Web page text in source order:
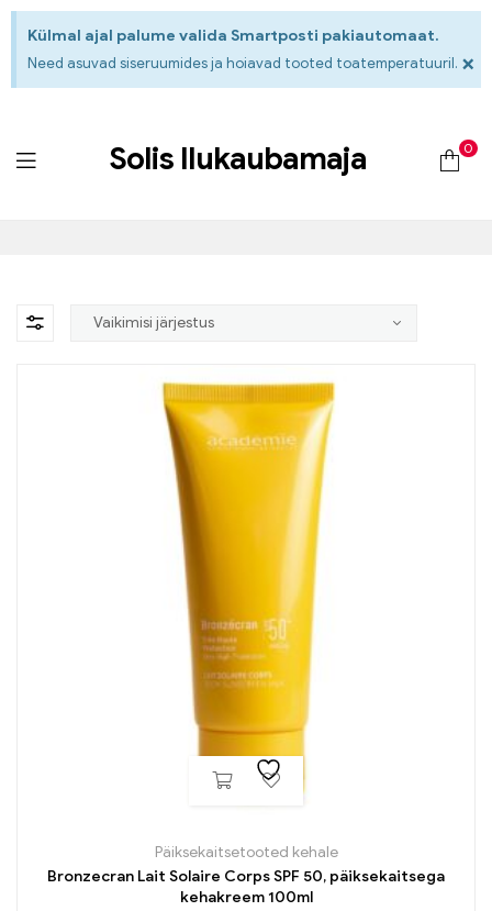
Külmal ajal palume valida Smartposti pakiautomaat.
Need asuvad siseruumides ja hoiavad tooted toatemperatuuril. ×
Solis Ilukaubamaja 0
Päiksekaitsetooted kehale
Bronzecran Lait Solaire Corps SPF 50, päiksekaitsega
kehakreem 100ml